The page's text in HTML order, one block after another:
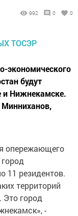
992 0 0
экономического
будут
и Нижнекамске.
Минниханов,
опережающего
11 резидентов.
территорий
Это город
-